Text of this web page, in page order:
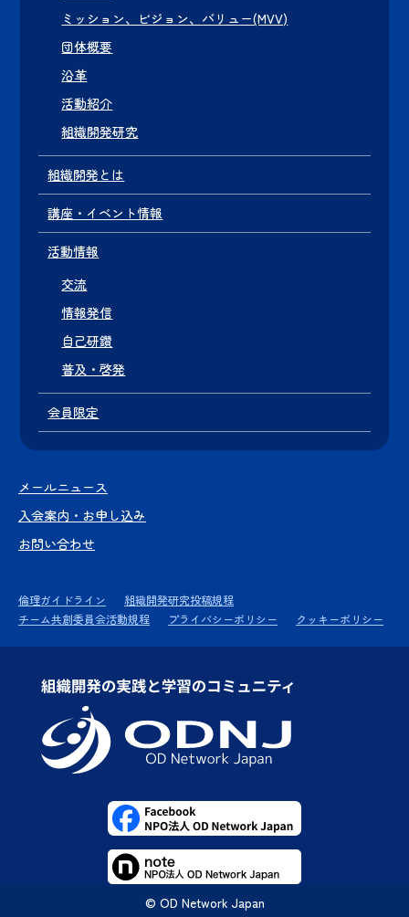
ミッション、ビジョン、バリュー(MVV)
団体概要
沿革
活動紹介
組織開発研究
組織開発とは
講座・イベント情報
活動情報
交流
情報発信
自己研鑽
普及・啓発
会員限定
メールニュース
入会案内・お申し込み
お問い合わせ
倫理ガイドライン
組織開発研究投稿規程
チーム共創委員会活動規程
プライバシーポリシー クッキーポリシー
© OD Network Japan